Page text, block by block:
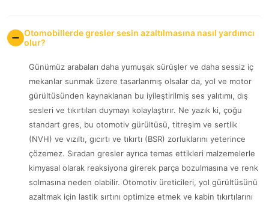
Otomobillerde gresler sesin azaltılmasına nasıl yardımcı
olur?
Günümüz arabaları daha yumuşak sürüşler ve daha sessiz iç
mekanlar sunmak üzere tasarlanmış olsalar da, yol ve motor
gürültüsünden kaynaklanan bu iyileştirilmiş ses yalıtımı, dış
sesleri ve tıkırtıları duymayı kolaylaştırır. Ne yazık ki, çoğu
standart gres, bu otomotiv gürültüsü, titreşim ve sertlik
(NVH) ve vızıltı, gıcırtı ve tıkırtı (BSR) zorluklarını yeterince
çözemez. Sıradan gresler ayrıca temas ettikleri malzemelerle
kimyasal olarak reaksiyona girerek parça bozulmasına ve renk
solmasına neden olabilir. Otomotiv üreticileri, yol gürültüsünü
azaltmak için lastik sırtını optimize etmek ve kabin tıkırtılarını